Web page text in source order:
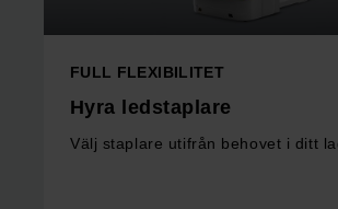
FULL FLEXIBILITET
Hyra ledstaplare
Välj staplare utifrån behovet i ditt